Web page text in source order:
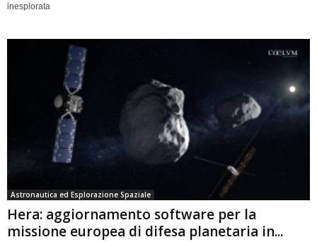
inesplorata
Astronautica ed Esplorazione Spaziale
Hera: aggiornamento software per la
missione europea di difesa planetaria in...